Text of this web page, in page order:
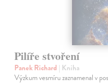
Pilíře stvoření
Panek Richard | Kniha
Výzkum vesmíru zaznamenal v